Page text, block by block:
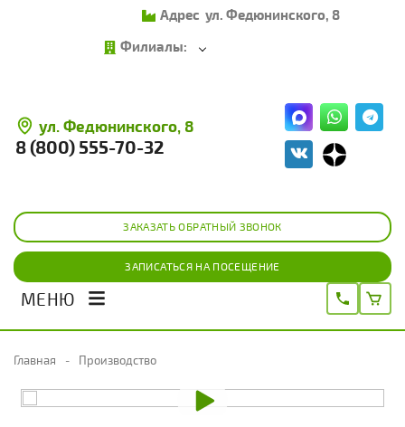
Адрес ул. Федюнинского, 8
Филиалы:
ул. Федюнинского, 8
8 (800) 555-70-32
ЗАКАЗАТЬ ОБРАТНЫЙ ЗВОНОК
ЗАПИСАТЬСЯ НА ПОСЕЩЕНИЕ
МЕНЮ
Главная Производство